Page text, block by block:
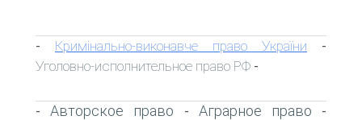
- Кримінально-виконавче право України -
Уголовно-исполнительное право РФ -
-Авторское право - Аграрное право -